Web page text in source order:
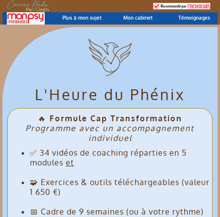
Plus à mon sujet Mon cabinet Témoignages
L'Heure du Phénix
🔥 Formule Cap Transformation
Programme avec un accompagnement
individuel
✅ 34 vidéos de coaching réparties en 5
modules et
🧩 Exercices & outils téléchargeables (valeur
1 650 €)
📅 Cadre de 9 semaines (ou à votre rythme)